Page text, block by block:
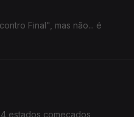
Final", mas não... é
estados começados